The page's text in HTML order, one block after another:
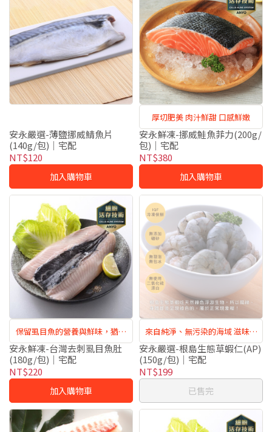
安永嚴選-薄鹽挪威鯖魚片
(140g/包)｜宅配
NT$120
加入購物車
厚切肥美 肉汁鮮甜 口感鮮嫩
安永鮮凍-挪威鮭魚菲力(200g/
包)｜宅配
NT$380
加入購物車
保留虱目魚的營養與鮮味，猶如
現撈
安永鮮凍-台灣去刺虱目魚肚
(180g/包)｜宅配
NT$220
加入購物車
來自純淨、無污染的海域 滋味鮮
甜飽滿
安永嚴選-根島生態草蝦仁(AP)
(150g/包)｜宅配
NT$199
已售完